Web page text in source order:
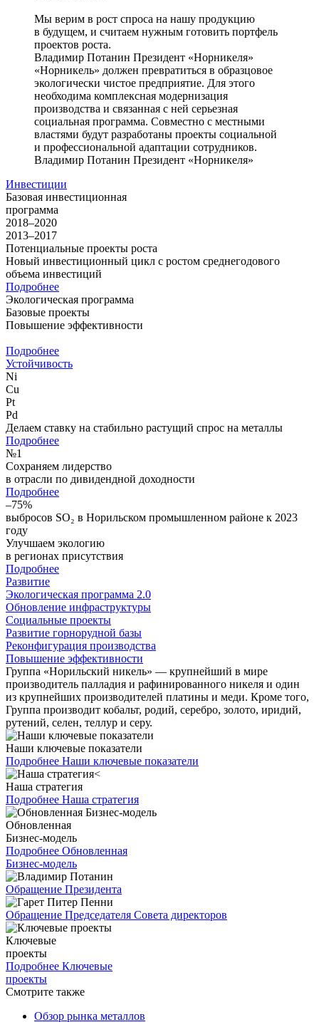
Мы верим в рост спроса на нашу продукцию
в будущем, и считаем нужным готовить портфель
проектов роста.
Владимир Потанин Президент «Норникеля»
«Норникель» должен превратиться в образцовое
экологически чистое предприятие. Для этого
необходима комплексная модернизация
производства и связанная с ней серьезная
социальная программа. Совместно с местными
властями будут разработаны проекты социальной
и профессиональной адаптации сотрудников.
Владимир Потанин Президент «Норникеля»
Инвестиции
Базовая инвестиционная
программа
2018–2020
2013–2017
Потенциальные проекты роста
Новый инвестиционный цикл с ростом среднегодового
объема инвестиций
Подробнее
Экологическая программа
Базовые проекты
Повышение эффективности
Подробнее
Устойчивость
Ni
Cu
Pt
Pd
Делаем ставку на стабильно растущий спрос на металлы
Подробнее
№1
Сохраняем лидерство
в отрасли по дивидендной доходности
Подробнее
–75%
выбросов SO₂ в Норильском промышленном районе к 2023
году
Улучшаем экологию
в регионах присутствия
Подробнее
Развитие
Экологическая программа 2.0
Обновление инфраструктуры
Социальные проекты
Развитие горнорудной базы
Реконфигурация производства
Повышение эффективности
Группа «Норильский никель» — крупнейший в мире
производитель палладия и рафинированного никеля и один
из крупнейших производителей платины и меди. Кроме того,
Группа производит кобальт, родий, серебро, золото, иридий,
рутений, селен, теллур и серу.
Наши ключевые показатели
Подробнее Наши ключевые показатели
Наша стратегия
Подробнее Наша стратегия
Обновленная
Бизнес-модель
Подробнее Обновленная
Бизнес-модель
Обращение Президента
Обращение Председателя Совета директоров
Ключевые
проекты
Подробнее Ключевые
проекты
Смотрите также
Обзор рынка металлов